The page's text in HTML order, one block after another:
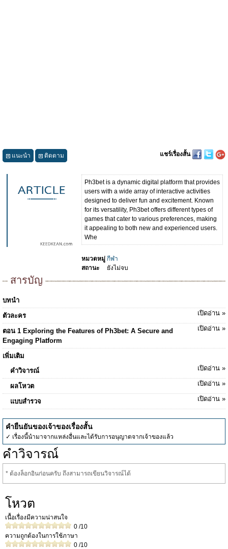
แนะนำ ติดตาม แชร์เรื่องสั้น
Ph3bet is a dynamic digital platform that provides
users with a wide array of interactive activities
designed to deliver fun and excitement. Known
for its versatility, Ph3bet offers different types of
games that cater to various preferences, making
it appealing to both new and experienced users.
Whe
หมวดหมู่ กีฬา
สถานะ
ยังไม่จบ
สารบัญ
บทนำ
ตัวละคร
เปิดอ่าน »
ตอน 1 Exploring the Features of Ph3bet: A Secure and
Engaging Platform
เปิดอ่าน »
เพิ่มเติม
คำวิจารณ์
เปิดอ่าน »
ผลโหวต เปิดอ่าน »
แบบสำรวจ เปิดอ่าน »
คำยืนยันของเจ้าของเรื่องสั้น
✓ เรื่องนี้นำมาจากแหล่งอื่นและได้รับการอนุญาตจากเจ้าของแล้ว
คำวิจารณ์
* ต้องล็อกอินก่อนครับ ถึงสามารถเขียนวิจารณ์ได้
โหวต
เนื้อเรื่องมีความน่าสนใจ
0 /10
ความถูกต้องในการใช้ภาษา
0 /10